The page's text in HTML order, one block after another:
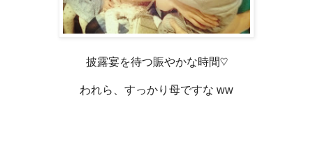
披露宴を待つ賑やかな時間♡
われら、すっかり母ですな ww